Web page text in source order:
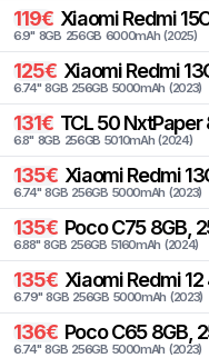
119€ Xiaomi Redmi
6.9" 8GB 256GB 6000mAh (2025)
125€ Xiaomi Redmi
6.74" 8GB 256GB 5000mAh (2023)
131€ TCL 50 NxtPaper
6.8" 8GB 256GB 5010mAh (2024)
135€ Xiaomi Redmi
6.74" 8GB 256GB 5000mAh (2023)
135€ Poco C75 8GB,
6.88" 8GB 256GB 5160mAh (2024)
135€ Xiaomi Redmi
6.79" 8GB 256GB 5000mAh (2023)
136€ Poco C65 8GB,
6.74" 8GB 256GB 5000mAh (2023)